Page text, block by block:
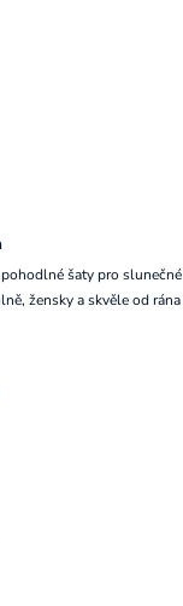
šaty pro
žensky a skvěle od rána